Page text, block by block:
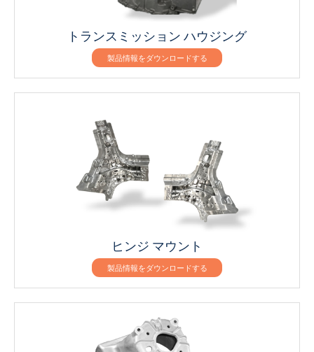
トランスミッション ハウジング
製品情報をダウンロードする
ヒンジ マウント
製品情報をダウンロードする